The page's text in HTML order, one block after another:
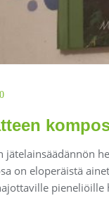
jätelainsäädännön
on eloperäistä